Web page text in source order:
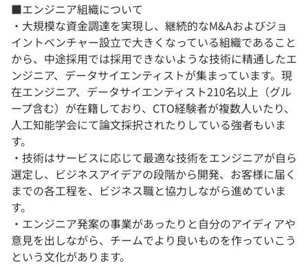
■エンジニア組織について
・大規模な資金調達を実現し、継続的なM&Aおよびジョ
イントベンチャー設立で大きくなっている組織であること
から、中途採用では採用できないような技術に精通したエ
ンジニア、データサイエンティストが集まっています。現
在エンジニア、データサイエンティスト210名以上（グル
ープ含む）が在籍しており、CTO経験者が複数人いたり、
人工知能学会にて論文採択されたりしている強者もいま
す。
・技術はサービスに応じて最適な技術をエンジニアが自ら
選定し、ビジネスアイデアの段階から開発、お客様に届く
までの各工程を、ビジネス職と協力しながら進めていま
す。
・エンジニア発案の事業があったりと自分のアイディアや
意見を出しながら、チームでより良いものを作っていこう
という文化があります。